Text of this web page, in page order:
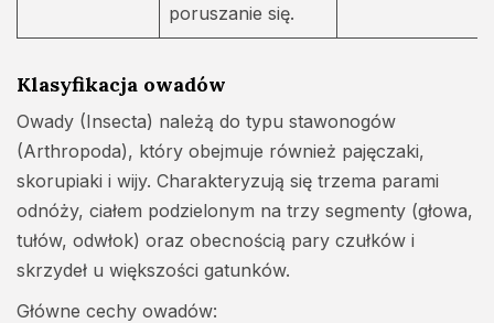
poruszanie się.
Klasyfikacja owadów
Owady (Insecta) należą do typu stawonogów
(Arthropoda), który obejmuje również pajęczaki,
skorupiaki i wijy. Charakteryzują się trzema parami
odnóży, ciałem podzielonym na trzy segmenty (głowa,
tułów, odwłok) oraz obecnością pary czułków i
skrzydeł u większości gatunków.
Główne cechy owadów: